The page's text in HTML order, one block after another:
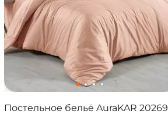
Постельное бельё AuraKAR 20269